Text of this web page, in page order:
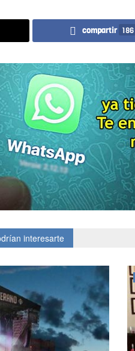
compartir 186
interesarte